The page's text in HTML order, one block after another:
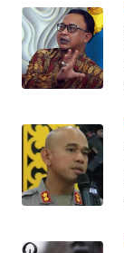
SUMUT
WN
JAKARTA
WN
JABAR
WN